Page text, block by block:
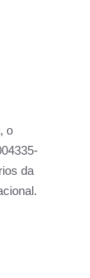
, o
da